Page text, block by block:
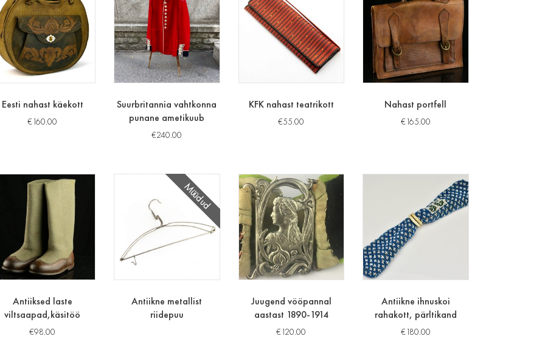
Eesti nahast käekott
€160.00
Suurbritannia vahtkonna
punane ametikuub
€240.00
KFK nahast teatrikott
€55.00
Nahast portfell
€165.00
Antiiksed laste
viltsaapad,käsitöö
€98.00
Antiikne metallist
riidepuu
Müüdud
Juugend vööpannal
aastast 1890-1914
€120.00
Antiikne ihnuskoi
rahakott, pärltikand
€180.00